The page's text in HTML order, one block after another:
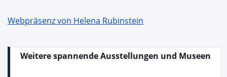
Webpräsenz von Helena Rubinstein
Weitere spannende Ausstellungen und Museen